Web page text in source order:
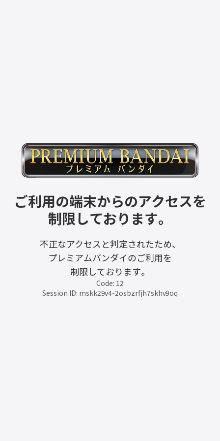
ご利用の端末からのアクセスを
制限しております。
不正なアクセスと判定されたため、
プレミアムバンダイのご利用を
制限しております。
Code: 12
Session ID: mskk29v4-2osbzrfjh7skhv9oq